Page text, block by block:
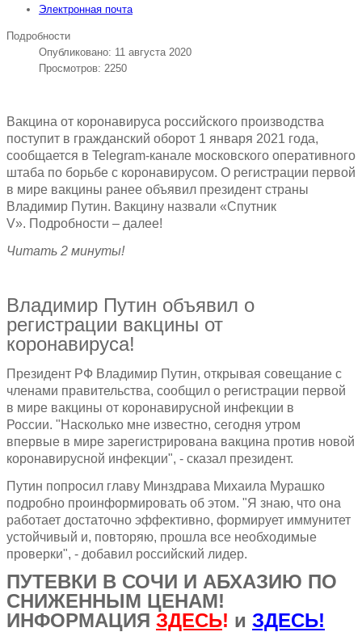
Электронная почта
Подробности
Опубликовано: 11 августа 2020
Просмотров: 2250
Вакцина от коронавируса российского производства
поступит в гражданский оборот 1 января 2021 года,
сообщается в Telegram-канале московского оперативного
штаба по борьбе с коронавирусом. О регистрации первой
в мире вакцины ранее объявил президент страны
Владимир Путин. Вакцину назвали «Спутник
V». Подробности – далее!
Читать 2 минуты!
Владимир Путин объявил о
регистрации вакцины от
коронавируса!
Президент РФ Владимир Путин, открывая совещание с
членами правительства, сообщил о регистрации первой
в мире вакцины от коронавирусной инфекции в
России. "Насколько мне известно, сегодня утром
впервые в мире зарегистрирована вакцина против новой
коронавирусной инфекции", - сказал президент.
Путин попросил главу Минздрава Михаила Мурашко
подробно проинформировать об этом. "Я знаю, что она
работает достаточно эффективно, формирует иммунитет
устойчивый и, повторяю, прошла все необходимые
проверки", - добавил российский лидер.
ПУТЕВКИ В СОЧИ И АБХАЗИЮ ПО
СНИЖЕННЫМ ЦЕНАМ!
ИНФОРМАЦИЯ ЗДЕСЬ! и ЗДЕСЬ!